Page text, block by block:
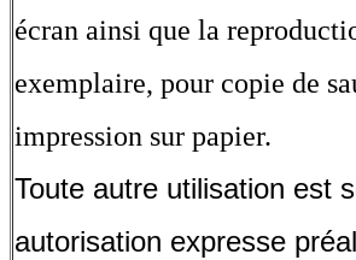
écran ainsi que la
exemplaire, pour copie de
impression sur papier.
Toute autre utilisation est
autorisation expresse